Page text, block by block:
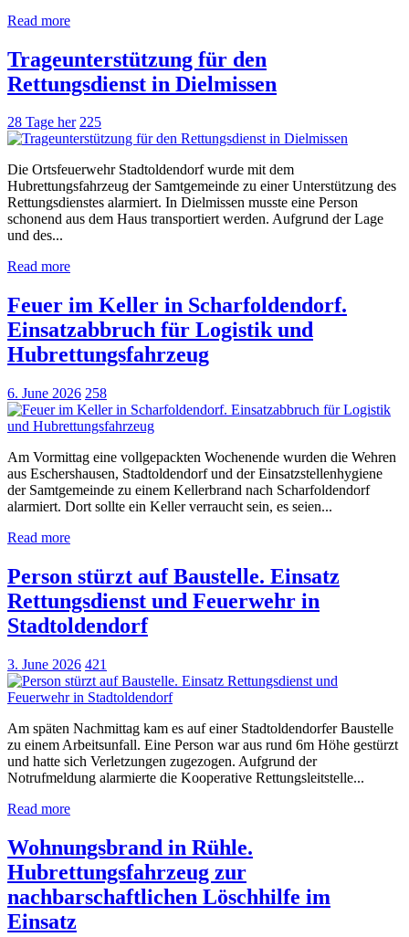
Read more
Trageunterstützung für den
Rettungsdienst in Dielmissen
28 Tage her 225
Die Ortsfeuerwehr Stadtoldendorf wurde mit dem
Hubrettungsfahrzeug der Samtgemeinde zu einer Unterstützung des
Rettungsdienstes alarmiert. In Dielmissen musste eine Person
schonend aus dem Haus transportiert werden. Aufgrund der Lage
und des...
Read more
Feuer im Keller in Scharfoldendorf.
Einsatzabbruch für Logistik und
Hubrettungsfahrzeug
6. June 2026 258
Am Vormittag eine vollgepackten Wochenende wurden die Wehren
aus Eschershausen, Stadtoldendorf und der Einsatzstellenhygiene
der Samtgemeinde zu einem Kellerbrand nach Scharfoldendorf
alarmiert. Dort sollte ein Keller verraucht sein, es seien...
Read more
Person stürzt auf Baustelle. Einsatz
Rettungsdienst und Feuerwehr in
Stadtoldendorf
3. June 2026 421
Am späten Nachmittag kam es auf einer Stadtoldendorfer Baustelle
zu einem Arbeitsunfall. Eine Person war aus rund 6m Höhe gestürzt
und hatte sich Verletzungen zugezogen. Aufgrund der
Notrufmeldung alarmierte die Kooperative Rettungsleitstelle...
Read more
Wohnungsbrand in Rühle.
Hubrettungsfahrzeug zur
nachbarschaftlichen Löschhilfe im
Einsatz